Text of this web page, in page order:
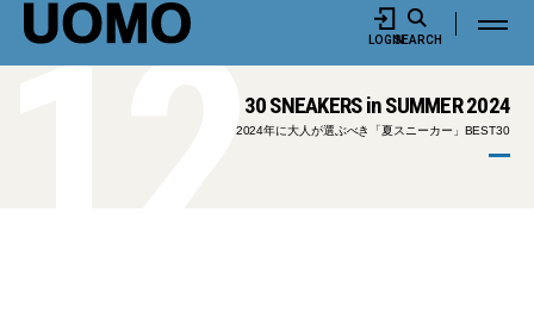
LOGINSEARCH
30 SNEAKERS in SUMMER 2024
2024年に大人が選ぶべき「夏スニーカー」BEST30
12